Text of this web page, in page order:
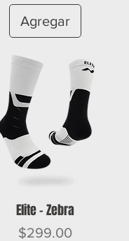
Agregar
Elite - Zebra
Precio
$299.00